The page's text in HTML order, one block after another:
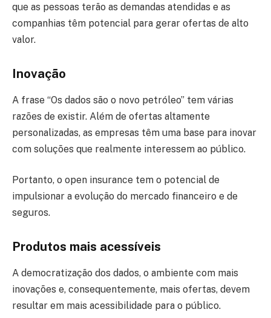
que as pessoas terão as demandas atendidas e as
companhias têm potencial para gerar ofertas de alto
valor.
Inovação
A frase “Os dados são o novo petróleo” tem várias
razões de existir. Além de ofertas altamente
personalizadas, as empresas têm uma base para inovar
com soluções que realmente interessem ao público.
Portanto, o open insurance tem o potencial de
impulsionar a evolução do mercado financeiro e de
seguros.
Produtos mais acessíveis
A democratização dos dados, o ambiente com mais
inovações e, consequentemente, mais ofertas, devem
resultar em mais acessibilidade para o público.